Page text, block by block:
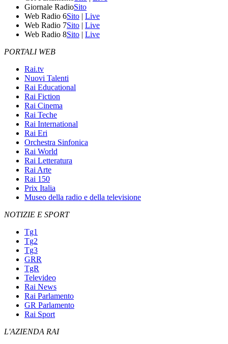
Giornale RadioSito
Web Radio 6Sito | Live
Web Radio 7Sito | Live
Web Radio 8Sito | Live
PORTALI WEB
Rai.tv
Nuovi Talenti
Rai Educational
Rai Fiction
Rai Cinema
Rai Teche
Rai International
Rai Eri
Orchestra Sinfonica
Rai World
Rai Letteratura
Rai Arte
Rai 150
Prix Italia
Museo della radio e della televisione
NOTIZIE E SPORT
Tg1
Tg2
Tg3
GRR
TgR
Televideo
Rai News
Rai Parlamento
GR Parlamento
Rai Sport
L'AZIENDA RAI